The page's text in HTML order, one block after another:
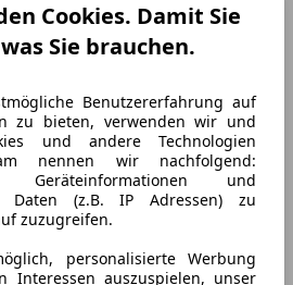
Cookies. Damit Sie
Sie brauchen.
Benutzererfahrung auf
zu bieten, verwenden wir und
und andere Technologien
nennen wir nachfolgend:
Geräteinformationen und
Daten (z.B. IP Adressen) zu
zuzugreifen.
personalisierte Werbung
Interessen auszuspielen, unser
Top-gepflegtes Fahrzeug, 12